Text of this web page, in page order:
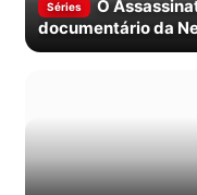
Séries
O
documentário da
perseguiu o